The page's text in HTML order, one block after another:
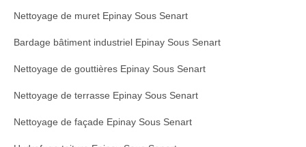
Nettoyage de muret Epinay Sous Senart
Bardage bâtiment industriel Epinay Sous Senart
Nettoyage de gouttières Epinay Sous Senart
Nettoyage de terrasse Epinay Sous Senart
Nettoyage de façade Epinay Sous Senart